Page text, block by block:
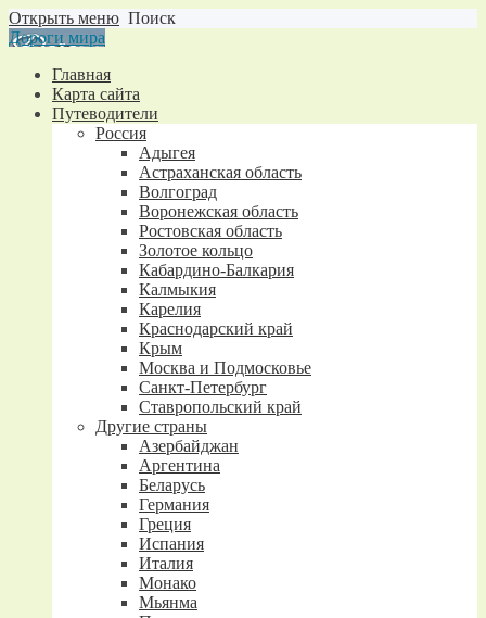
Открыть меню Поиск
Дороги мира
Главная
Карта сайта
Путеводители
Россия
Адыгея
Астраханская область
Волгоград
Воронежская область
Ростовская область
Золотое кольцо
Кабардино-Балкария
Калмыкия
Карелия
Краснодарский край
Крым
Москва и Подмосковье
Санкт-Петербург
Ставропольский край
Другие страны
Азербайджан
Аргентина
Беларусь
Германия
Греция
Испания
Италия
Монако
Мьянма